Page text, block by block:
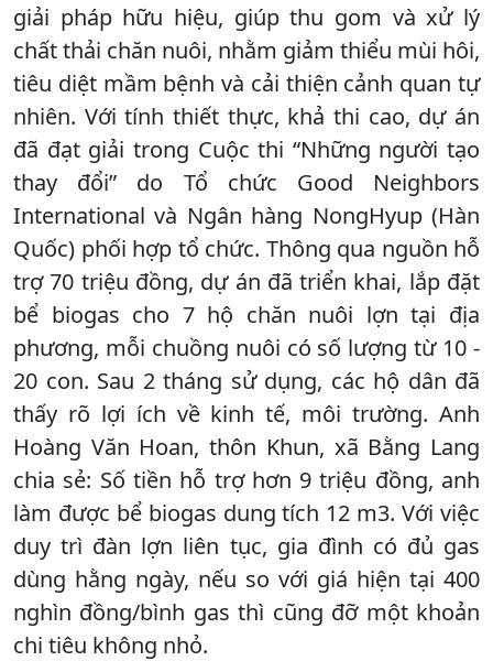
giải pháp hữu hiệu, giúp thu gom và xử lý
chất thải chăn nuôi, nhằm giảm thiểu mùi hôi,
tiêu diệt mầm bệnh và cải thiện cảnh quan tự
nhiên. Với tính thiết thực, khả thi cao, dự án
đã đạt giải trong Cuộc thi “Những người tạo
thay đổi” do Tổ chức Good Neighbors
International và Ngân hàng NongHyup (Hàn
Quốc) phối hợp tổ chức. Thông qua nguồn hỗ
trợ 70 triệu đồng, dự án đã triển khai, lắp đặt
bể biogas cho 7 hộ chăn nuôi lợn tại địa
phương, mỗi chuồng nuôi có số lượng từ 10 -
20 con. Sau 2 tháng sử dụng, các hộ dân đã
thấy rõ lợi ích về kinh tế, môi trường. Anh
Hoàng Văn Hoan, thôn Khun, xã Bằng Lang
chia sẻ: Số tiền hỗ trợ hơn 9 triệu đồng, anh
làm được bể biogas dung tích 12 m3. Với việc
duy trì đàn lợn liên tục, gia đình có đủ gas
dùng hằng ngày, nếu so với giá hiện tại 400
nghìn đồng/bình gas thì cũng đỡ một khoản
chi tiêu không nhỏ.